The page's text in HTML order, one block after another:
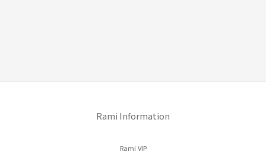
Rami Information
Rami VIP